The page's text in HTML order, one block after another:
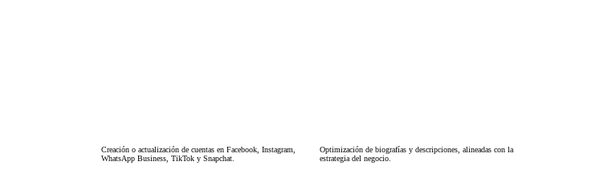
Creación o actualización de cuentas en Facebook, Instagram,
WhatsApp Business, TikTok y Snapchat.
Optimización de biografías y descripciones, alineadas con la
estrategia del negocio.